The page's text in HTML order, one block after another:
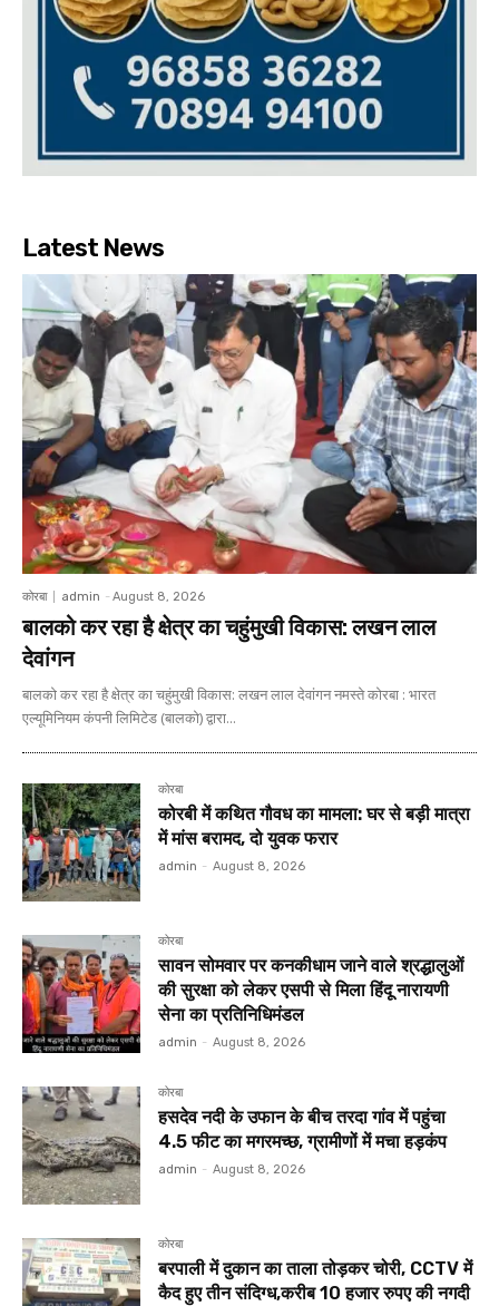
Latest News
कोरबा admin - August 8, 2026
बालको कर रहा है क्षेत्र का चहुंमुखी विकास: लखन लाल
देवांगन
बालको कर रहा है क्षेत्र का चहुंमुखी विकास: लखन लाल देवांगन नमस्ते कोरबा : भारत
एल्यूमिनियम कंपनी लिमिटेड (बालको) द्वारा...
कोरबा
कोरबी में कथित गौवध का मामला: घर से बड़ी मात्रा
में मांस बरामद, दो युवक फरार
admin - August 8, 2026
कोरबा
सावन सोमवार पर कनकीधाम जाने वाले श्रद्धालुओं
की सुरक्षा को लेकर एसपी से मिला हिंदू नारायणी
सेना का प्रतिनिधिमंडल
admin - August 8, 2026
कोरबा
हसदेव नदी के उफान के बीच तरदा गांव में पहुंचा
4.5 फीट का मगरमच्छ, ग्रामीणों में मचा हड़कंप
admin - August 8, 2026
कोरबा
बरपाली में दुकान का ताला तोड़कर चोरी, CCTV में
कैद हुए तीन संदिग्ध,करीब 10 हजार रुपए की नगदी